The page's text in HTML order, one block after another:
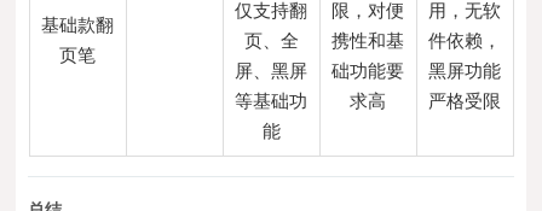
基础款翻
页笔
仅支持翻
页、全
屏、黑屏
等基础功
能
限，对便
携性和基
础功能要
求高
用，无软
件依赖，
黑屏功能
严格受限